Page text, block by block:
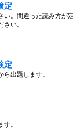
定
い。間違った読み方が
い。
定
出題します。
。